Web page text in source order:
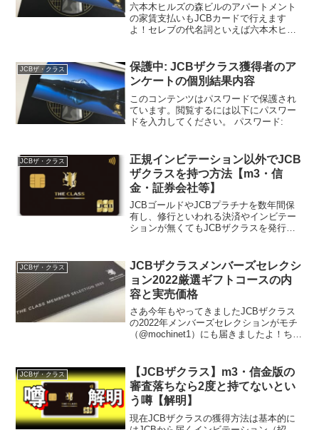
六本木ヒルズの森ビルのアパートメント
の家賃支払いもJCBカードで行えます
よ！セレブの代名詞といえば六本木ヒル
だけでなく、六本木ヒルズに入りやすい
とも言われています！...
JCBザ・クラス
保護中: JCBザクラス獲得者のア
ンケートの個別結果内容
このコンテンツはパスワードで保護され
ています。閲覧するには以下にパスワー
ドを入力してください。 パスワード:
JCBザ・クラス
正規インビテーション以外でJCB
ザクラスを持つ方法【m3・信
金・証券会社等】
JCBゴールドやJCBプラチナを数年間保
有し、修行といわれる決済やインビテー
ションが無くてもJCBザクラスを発行し
からの申込 信金の口座保有代表者やその
社員 証券...
JCBザ・クラス
JCBザクラスメンバーズセレクシ
ョン2022厳選ギフトコースの内
容と実売価格
さあ今年もやってきましたJCBザクラス
の2022年メンバーズセレクションがモチ
（@mochinet1）にも届きましたよ！ちな
いた方もいるようです。JCBザクラスの
年...
JCBザ・クラス
【JCBザクラス】m3・信金版の
審査落ちなら2度と持てないとい
う噂【解明】
現在JCBザクラスの獲得方法は基本的に